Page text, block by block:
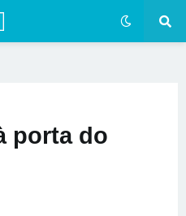
porta do